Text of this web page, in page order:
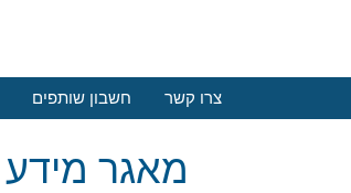
חשבון שותפים צרו קשר
מאגר מידע